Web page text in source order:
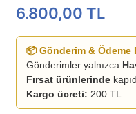
6.800,00 TL
📦 Gönderim & Ödeme
Gönderimler yalnızca
Fırsat ürünlerinde
Kargo ücreti: 200 TL